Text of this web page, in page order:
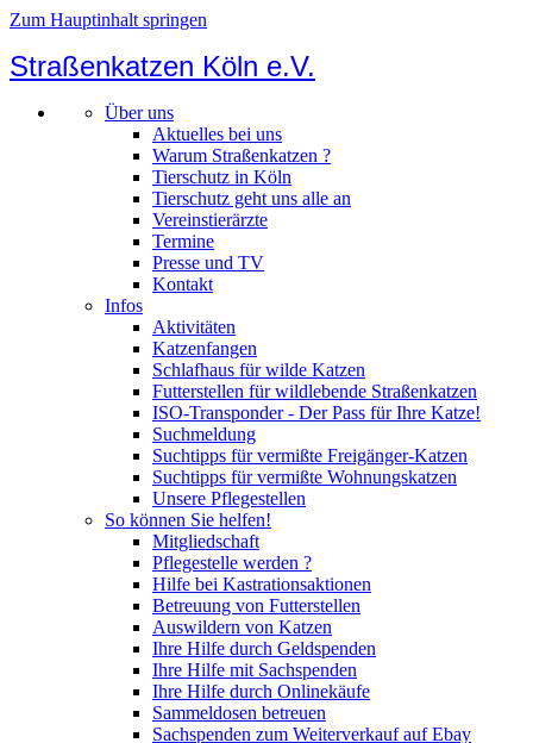
Zum Hauptinhalt springen
Straßenkatzen Köln e.V.
Über uns
Aktuelles bei uns
Warum Straßenkatzen ?
Tierschutz in Köln
Tierschutz geht uns alle an
Vereinstierärzte
Termine
Presse und TV
Kontakt
Infos
Aktivitäten
Katzenfangen
Schlafhaus für wilde Katzen
Futterstellen für wildlebende Straßenkatzen
ISO-Transponder - Der Pass für Ihre Katze!
Suchmeldung
Suchtipps für vermißte Freigänger-Katzen
Suchtipps für vermißte Wohnungskatzen
Unsere Pflegestellen
So können Sie helfen!
Mitgliedschaft
Pflegestelle werden ?
Hilfe bei Kastrationsaktionen
Betreuung von Futterstellen
Auswildern von Katzen
Ihre Hilfe durch Geldspenden
Ihre Hilfe mit Sachspenden
Ihre Hilfe durch Onlinekäufe
Sammeldosen betreuen
Sachspenden zum Weiterverkauf auf Ebay